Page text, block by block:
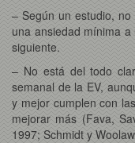
– Según un estudio,
una ansiedad mínima
siguiente.
– No está del todo
semanal de la EV,
y mejor cumplen con
mejorar más (Fava,
1997; Schmidt y